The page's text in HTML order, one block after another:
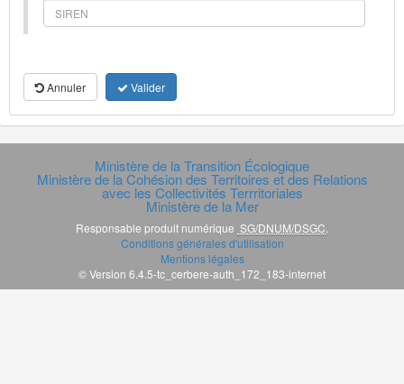
Annuler Valider
Ministère de la Transition Écologique
Ministère de la Cohésion des Territoires et des Relations
avec les Collectivités Terrritoriales
Ministère de la Mer
Responsable produit numérique SG/DNUM/DSGC
Conditions générales d'utilisation
Mentions légales
© Version 6.4.5-tc_cerbere-auth_172_183-internet